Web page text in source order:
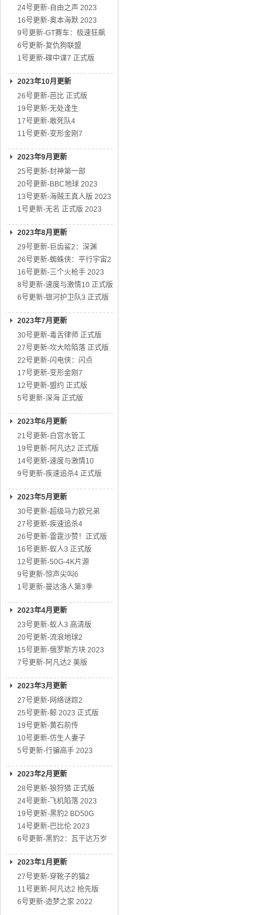
24号更新-自由之声 2023
16号更新-奥本海默 2023
9号更新-GT赛车：极速狂飙
6号更新-复仇狗联盟
1号更新-碟中谍7 正式版
2023年10月更新
26号更新-芭比 正式版
19号更新-无处逢生
17号更新-敢死队4
11号更新-变形金刚7
2023年9月更新
25号更新-封神第一部
20号更新-BBC地球 2023
13号更新-海贼王真人版 2023
1号更新-无名 正式版 2023
2023年8月更新
29号更新-巨齿鲨2：深渊
26号更新-蜘蛛侠：平行宇宙2
16号更新-三个火枪手 2023
8号更新-速度与激情10 正式版
6号更新-银河护卫队3 正式版
2023年7月更新
30号更新-毒舌律师 正式版
27号更新-坎大哈陷落 正式版
22号更新-闪电侠：闪点
17号更新-变形金刚7
12号更新-盟约 正式版
5号更新-深海 正式版
2023年6月更新
21号更新-白宫水管工
19号更新-阿凡达2 正式版
14号更新-速度与激情10
9号更新-疾速追杀4 正式版
2023年5月更新
30号更新-超级马力欧兄弟
27号更新-疾速追杀4
26号更新-雷霆沙赞！正式版
16号更新-蚁人3 正式版
12号更新-50G-4K片源
9号更新-惊声尖叫6
1号更新-曼达洛人第3季
2023年4月更新
23号更新-蚁人3 高清版
20号更新-流浪地球2
15号更新-俄罗斯方块 2023
7号更新-阿凡达2 美版
2023年3月更新
27号更新-网络谜踪2
25号更新-鲸 2023 正式版
19号更新-黄石前传
10号更新-仿生人妻子
5号更新-行骗高手 2023
2023年2月更新
28号更新-狼狩猎 正式版
24号更新-飞机陷落 2023
19号更新-黑豹2 BD50G
14号更新-巴比伦 2023
6号更新-黑豹2：瓦干达万岁
2023年1月更新
27号更新-穿靴子的猫2
11号更新-阿凡达2 抢先版
6号更新-造梦之家 2022